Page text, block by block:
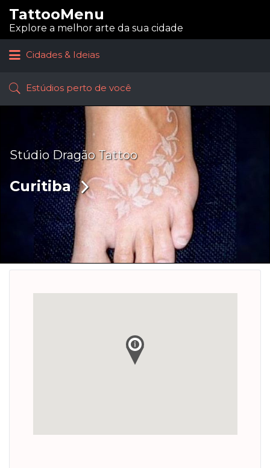
TattooMenu
Explore a melhor arte da sua cidade
Cidades & Ideias
Estúdios perto de você
Stúdio Dragão Tattoo
Curitiba